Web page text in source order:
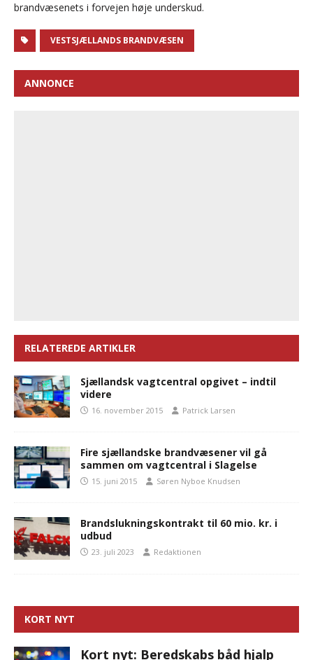
brandvæsenets i forvejen høje underskud.
VESTSJÆLLANDS BRANDVÆSEN
ANNONCE
RELATEREDE ARTIKLER
Sjællandsk vagtcentral opgivet – indtil
videre
16. november 2015 Patrick Larsen
Fire sjællandske brandvæsener vil gå
sammen om vagtcentral i Slagelse
15. juni 2015 Søren Nyboe Knudsen
Brandslukningskontrakt til 60 mio. kr. i
udbud
23. juli 2023 Redaktionen
KORT NYT
Kort nyt: Beredskabs båd hjalp